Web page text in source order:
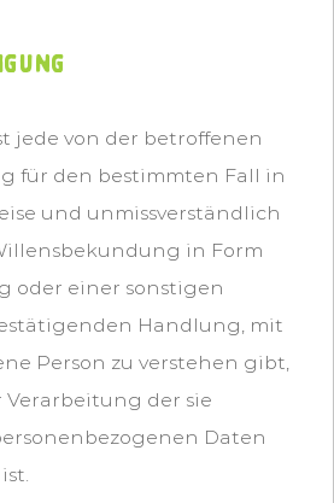
jede von der betroffenen
für den bestimmten Fall in
und unmissverständlich
in Form
oder einer sonstigen
Handlung, mit
Person zu verstehen gibt,
Verarbeitung der sie
Daten